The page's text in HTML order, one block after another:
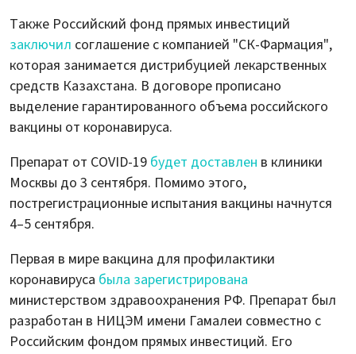
Также Российский фонд прямых инвестиций
заключил соглашение с компанией "СК-Фармация",
которая занимается дистрибуцией лекарственных
средств Казахстана. В договоре прописано
выделение гарантированного объема российского
вакцины от коронавируса.
Препарат от COVID-19 будет доставлен в клиники
Москвы до 3 сентября. Помимо этого,
пострегистрационные испытания вакцины начнутся
4–5 сентября.
Первая в мире вакцина для профилактики
коронавируса была зарегистрирована
министерством здравоохранения РФ. Препарат был
разработан в НИЦЭМ имени Гамалеи совместно с
Российским фондом прямых инвестиций. Его